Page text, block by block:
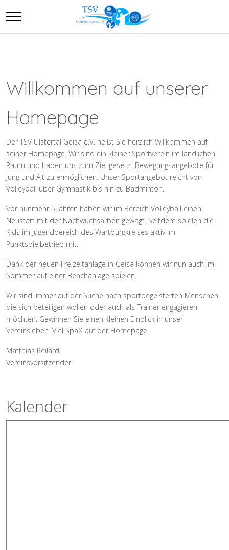
Mobile Menu Toggle
Willkommen auf unserer
Homepage
Der TSV Ulstertal Geisa e.V. heißt Sie herzlich Willkommen auf
seiner Homepage. Wir sind ein kleiner Sportverein im ländlichen
Raum und haben uns zum Ziel gesetzt Bewegungsangebote für
Jung und Alt zu ermöglichen. Unser Sportangebot reicht von
Volleyball über Gymnastik bis hin zu Badminton.
Vor nunmehr 5 Jahren haben wir im Bereich Volleyball einen
Neustart mit der Nachwuchsarbeit gewagt. Seitdem spielen die
Kids im Jugendbereich des Wartburgkreises aktiv im
Punktspielbetrieb mit.
Dank der neuen Freizeitanlage in Geisa können wir nun auch im
Sommer auf einer Beachanlage spielen.
Wir sind immer auf der Suche nach sportbegeisterten Menschen
die sich beteiligen wollen oder auch als Trainer engagieren
möchten. Gewinnen Sie einen kleinen Einblick in unser
Vereinsleben. Viel Spaß auf der Homepage.
Matthias Reilard
Vereinsvorsitzender
Kalender